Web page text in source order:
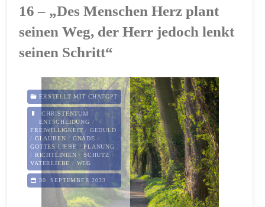
auf
Wie
Zachäus
zu
ihm
fand
16 – „Des Menschen Herz plant
seinen Weg, der Herr jedoch lenkt
seinen Schritt“
ERSTELLT MIT CHATGPT
CHRISTENTUM /
ENTSCHEIDUNG /
FREIWILLIGKEIT / GEDULD
/ GLAUBEN /GNADE /
GOTTES LIEBE /PLANUNG
/ RICHTLINIEN / SCHUTZ /
VATERLIEBE / WEG
30. SEPTEMBER 2023